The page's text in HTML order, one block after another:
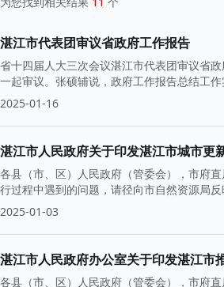
湛江市代表团审议省政府工作报告
省十四届人大三次会议湛江市代表团审议省
一起审议。张硕辅说，政府工作报告总结工
2025-01-16
湛江市人民政府关于印发湛江市城市更
各县（市、区）人民政府（管委会），市府
行过程中遇到的问题，请径向市自然资源局
2025-01-03
湛江市人民政府办公室关于印发湛江市
各县（市、区）人民政府（管委会），市府